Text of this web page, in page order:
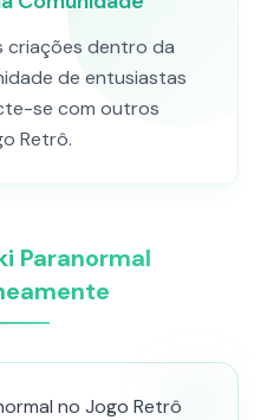
criações dentro da
de entusiastas
se com outros
Retrô.
Paranormal
no Jogo Retrô